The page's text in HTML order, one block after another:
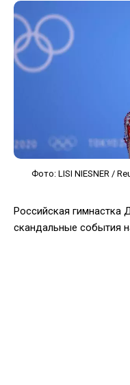
Фото: LISI NIESNER /
Российская гимнастка
скандальные события